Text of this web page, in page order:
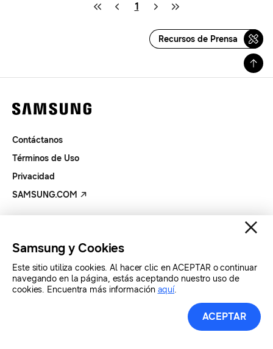
1
Recursos de Prensa
Contáctanos
Términos de Uso
Privacidad
SAMSUNG.COM
Samsung y Cookies
Este sitio utiliza cookies. Al hacer clic en ACEPTAR o continuar
navegando en la página, estás aceptando nuestro uso de
cookies. Encuentra más información aquí.
ACEPTAR